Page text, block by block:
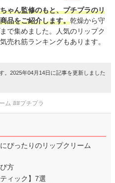
ゃん監修のもと、プチプラのリ
品をご紹介します。乾燥から守
で集めました。人気のリップク
売れ筋ランキングもあります。
。2025年04月14日に記事を更新しました
ム ##プチプラ
ぴったりのリップクリーム
方
ィック】7選